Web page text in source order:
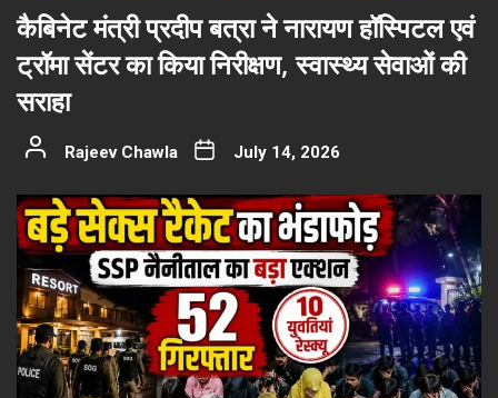
कैबिनेट मंत्री प्रदीप बत्रा ने नारायण हॉस्पिटल एवं
ट्रॉमा सेंटर का किया निरीक्षण, स्वास्थ्य सेवाओं की
सराहा
Rajeev Chawla July 14, 2026